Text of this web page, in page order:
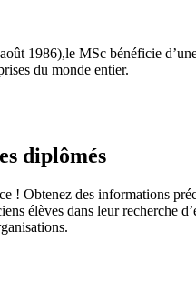
1986),le MSc bénéficie
du monde entier.
diplômés
! Obtenez des informations
élèves dans leur recherche